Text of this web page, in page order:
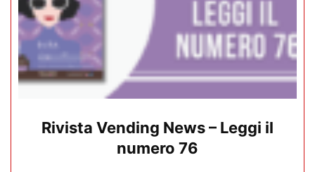
Rivista Vending News – Leggi il
numero 76